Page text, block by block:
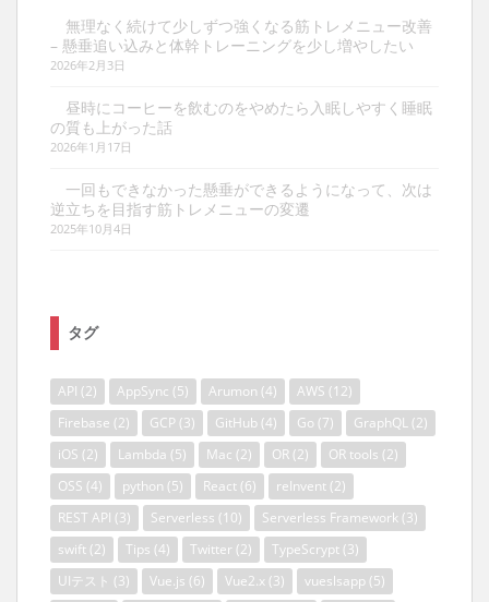
無理なく続けて少しずつ強くなる筋トレメニュー改善
– 懸垂追い込みと体幹トレーニングを少し増やしたい
2026年2月3日
昼時にコーヒーを飲むのをやめたら入眠しやすく睡眠
の質も上がった話
2026年1月17日
一回もできなかった懸垂ができるようになって、次は
逆立ちを目指す筋トレメニューの変遷
2025年10月4日
タグ
API (2) AppSync (5) Arumon (4) AWS (12)
Firebase (2) GCP (3) GitHub (4) Go (7) GraphQL (2)
iOS (2) Lambda (5) Mac (2) OR (2) OR tools (2)
OSS (4) python (5) React (6) reInvent (2)
REST API (3) Serverless (10) Serverless Framework (3)
swift (2) Tips (4) Twitter (2) TypeScrypt (3)
UIテスト (3) Vue.js (6) Vue2.x (3) vueslsapp (5)